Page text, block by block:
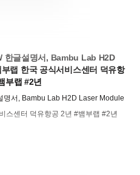
한글설명서, Bambu Lab H2D
랩 한국 공식서비스센터 덕유항
부랩 #2년
명서, Bambu Lab H2D Laser Module
스센터 덕유항공 2년 #뱀부랩 #2년